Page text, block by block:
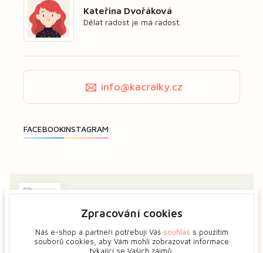
Zajímá vás má tvorba? Dejte mi předem vědět a ukážeme
Kateřina Dvořáková
Dělat radost je má radost.
info@kacralky.cz
Zpracování cookies
Náš e-shop a partneři potřebují Váš souhlas s použitím
souborů cookies, aby Vám mohli zobrazovat informace
týkající se Vašich zájmů.